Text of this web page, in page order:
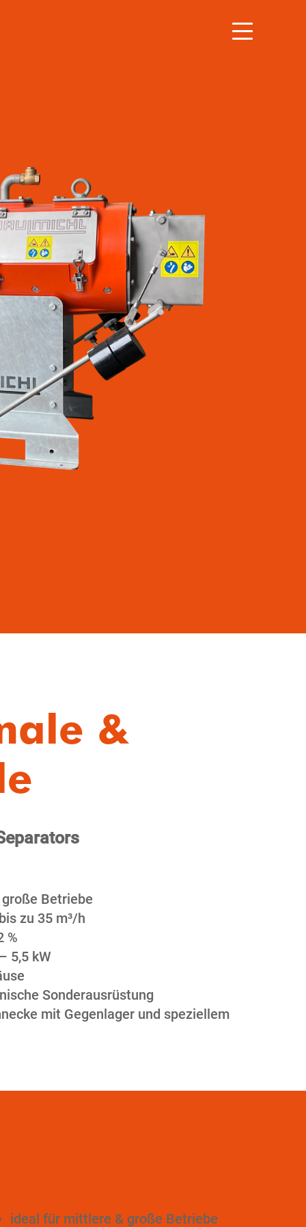
&
Betriebe
zu 35 m³/h
%
5,5 kW
Sonderausrüstung
mit Gegenlager und speziellem
ideal für mittlere & große Betriebe